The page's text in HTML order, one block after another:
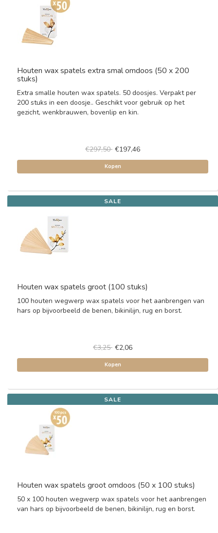
Houten wax spatels extra smal omdoos (50 x 200
stuks)
Extra smalle houten wax spatels. 50 doosjes. Verpakt per
200 stuks in een doosje.. Geschikt voor gebruik op het
gezicht, wenkbrauwen, bovenlip en kin.
€297,50 €197,46
Kopen
SALE
Houten wax spatels groot (100 stuks)
100 houten wegwerp wax spatels voor het aanbrengen van
hars op bijvoorbeeld de benen, bikinilijn, rug en borst.
€3,25 €2,06
Kopen
SALE
Houten wax spatels groot omdoos (50 x 100 stuks)
50 x 100 houten wegwerp wax spatels voor het aanbrengen
van hars op bijvoorbeeld de benen, bikinilijn, rug en borst.